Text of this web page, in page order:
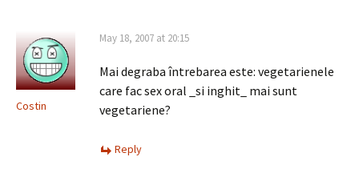
Costin
May 18, 2007 at 20:15
Mai degraba întrebarea este: vegetarienele
care fac sex oral _si inghit_ mai sunt
vegetariene?
Reply